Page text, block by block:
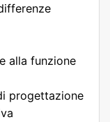
alla funzione
progettazione